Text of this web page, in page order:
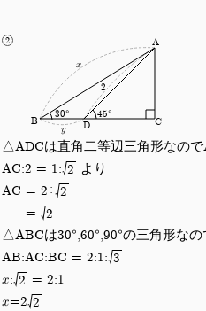
30° 45°
2
x
y
A
B C
D
△ADCは直角二等辺三角形なの
AC:2 = 1: 2
より
AC = 2÷ 2
=
2
△ABCは30°,60°,90°の三角形なの
AB:AC:BC = 2:1: 3
x: 2
= 2:1
x=2 2